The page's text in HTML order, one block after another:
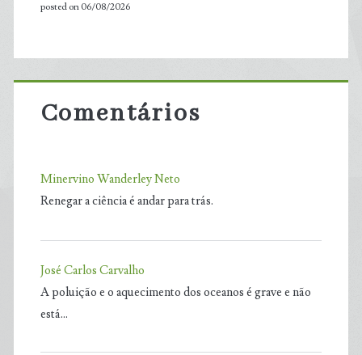
posted on 06/08/2026
Comentários
Minervino Wanderley Neto
Renegar a ciência é andar para trás.
José Carlos Carvalho
A poluição e o aquecimento dos oceanos é grave e não
está…